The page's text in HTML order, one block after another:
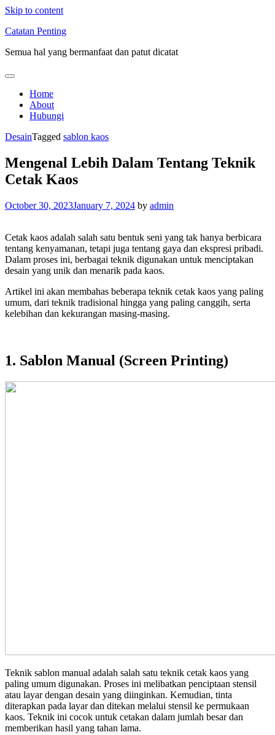
Skip to content
Catatan Penting
Semua hal yang bermanfaat dan patut dicatat
Home
About
Hubungi
DesainTagged sablon kaos
Mengenal Lebih Dalam Tentang Teknik
Cetak Kaos
October 30, 2023January 7, 2024 by admin
Cetak kaos adalah salah satu bentuk seni yang tak hanya berbicara
tentang kenyamanan, tetapi juga tentang gaya dan ekspresi pribadi.
Dalam proses ini, berbagai teknik digunakan untuk menciptakan
desain yang unik dan menarik pada kaos.
Artikel ini akan membahas beberapa teknik cetak kaos yang paling
umum, dari teknik tradisional hingga yang paling canggih, serta
kelebihan dan kekurangan masing-masing.
1. Sablon Manual (Screen Printing)
Teknik sablon manual adalah salah satu teknik cetak kaos yang
paling umum digunakan. Proses ini melibatkan penciptaan stensil
atau layar dengan desain yang diinginkan. Kemudian, tinta
diterapkan pada layar dan ditekan melalui stensil ke permukaan
kaos. Teknik ini cocok untuk cetakan dalam jumlah besar dan
memberikan hasil yang tahan lama.